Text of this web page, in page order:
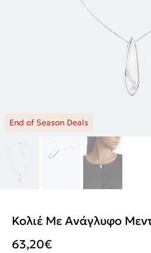
Κολιέ Με Ανάγλυφο
63,20€